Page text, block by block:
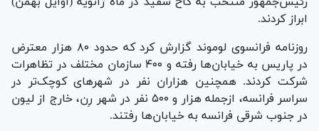
ابراز کردند.
روزنامه فرانسوی لوموند گزارش کرد که حدود ۸۰ هزار معترض
در پاریس به خیابان‌ها رفته و ۴۰۰ سازمان مختلف در تظاهرات
شرکت کردند. همچنین هزاران نفر در شهر‌های کوچک‌تر در
سراسر فرانسه، ازجمله هزار و ۵۰۰ نفر در شهر رِن، خارج از لیون
در جنوب شرقی فرانسه به خیابان‌ها رفتند.